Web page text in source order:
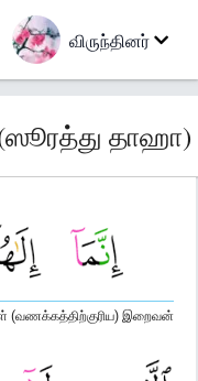
விருந்தினர்
தாஹா)
(வணக்கத்திற்குரிய) இறைவன்